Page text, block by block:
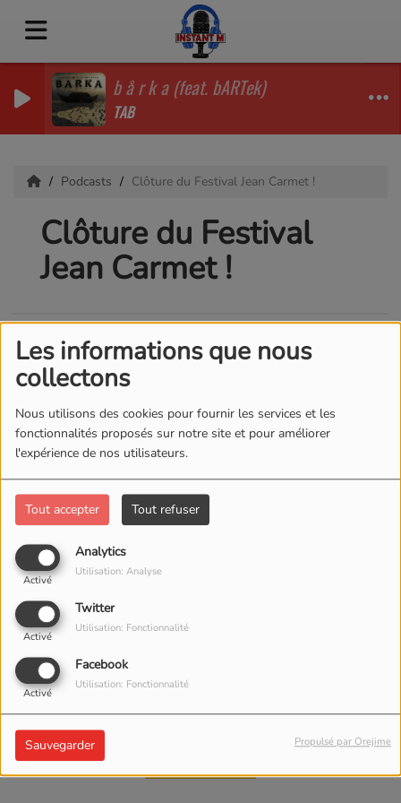
Les informations que nous
collectons
Nous utilisons des cookies pour fournir les services et les
fonctionnalités proposés sur notre site et pour améliorer
l'expérience de nos utilisateurs.
Tout accepter Tout refuser
Analytics
Activé
Utilisation: Analyse
Twitter
Activé
Utilisation: Fonctionnalité
Facebook
Activé
Utilisation: Fonctionnalité
Sauvegarder Propulsé par Orejime
b å r k a (feat. bARTek)
TAB
Podcasts Clôture du Festival Jean Carmet !
Clôture du Festival
Jean Carmet !
31 OCTOBRE 2025
ÉCOUTER LE PODCAST
No Comment ...